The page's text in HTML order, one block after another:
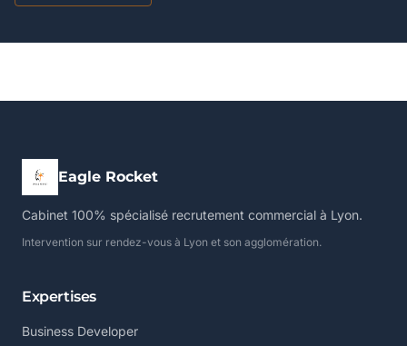
Eagle Rocket
Cabinet 100% spécialisé recrutement commercial à Lyon.
Intervention sur rendez-vous à Lyon et son agglomération.
Expertises
Business Developer